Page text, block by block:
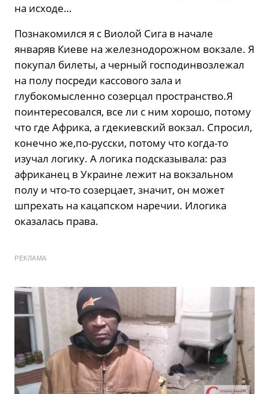
на исходе…
Познакомился я с Виолой Сига в начале
январяв Киеве на железнодорожном вокзале. Я
покупал билеты, а черный господинвозлежал
на полу посреди кассового зала и
глубокомысленно созерцал пространство.Я
поинтересовался, все ли с ним хорошо, потому
что где Африка, а гдекиевский вокзал. Спросил,
конечно же,по-русски, потому что когда-то
изучал логику. А логика подсказывала: раз
африканец в Украине лежит на вокзальном
полу и что-то созерцает, значит, он может
шпрехать на кацапском наречии. Илогика
оказалась права.
РЕКЛАМА